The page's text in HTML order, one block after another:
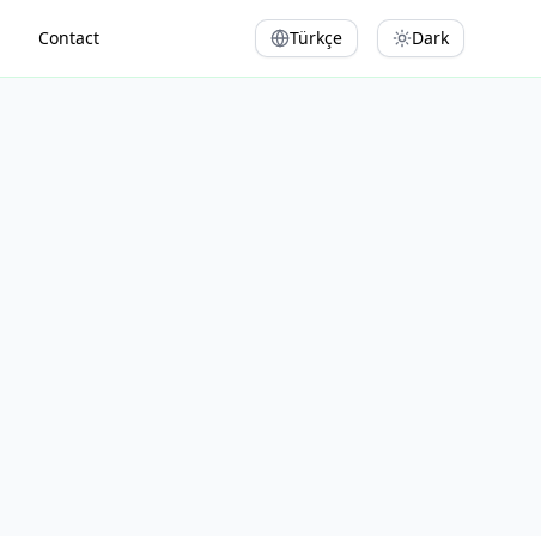
Contact Türkçe Dark